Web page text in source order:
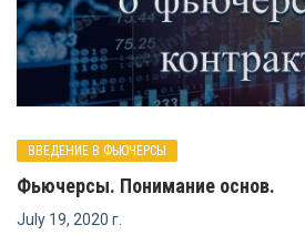
ВВЕДЕНИЕ В ФЬЮЧЕРСЫ
Фьючерсы. Понимание основ.
July 19, 2020 г.